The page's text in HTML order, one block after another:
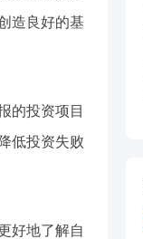
造良好的基
的投资项目
低投资失败
好地了解自